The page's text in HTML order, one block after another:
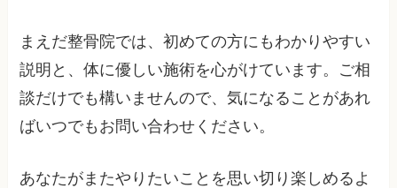
まえだ整骨院では、初めての方にもわかりやすい
説明と、体に優しい施術を心がけています。ご相
談だけでも構いませんので、気になることがあれ
ばいつでもお問い合わせください。
あなたがまたやりたいことを思い切り楽しめるよ